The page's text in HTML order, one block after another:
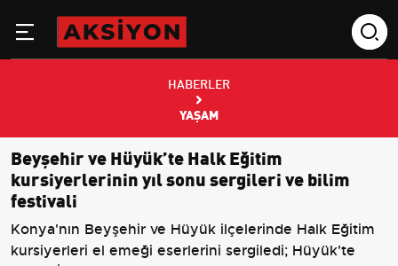
HABERLER
YAŞAM
Beyşehir ve Hüyük’te Halk Eğitim
kursiyerlerinin yıl sonu sergileri ve bilim
festivali
Konya'nın Beyşehir ve Hüyük ilçelerinde Halk Eğitim
kursiyerleri el emeği eserlerini sergiledi; Hüyük'te